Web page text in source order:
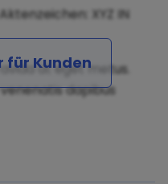
XYZ IN
at eget metus.
dapibus
für Kunden